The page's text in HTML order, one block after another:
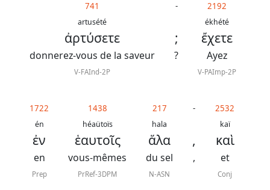
741
artusété
ἀρτύσετε
donnerez-vous de la saveur
V-FAInd-2P
-
;
?
2192
ékhété
ἔχετε
Ayez
V-PAImp-2P
1722
én
ἐν
en
Prep
1438
héaütoïs
ἑαυτοῖς
vous-mêmes
PrRef-3DPM
217
hala
ἅλα
du sel
N-ASN
-
,
,
2532
kaï
καὶ
et
Conj
Nous
contacter
Signaler
une
erreur